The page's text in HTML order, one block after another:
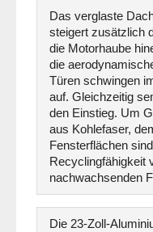
Das verglaste
steigert zusätzlich
die Motorhaube
die
Türen schwingen
auf. Gleichzeitig
den Einstieg. Um
aus Kohlefaser,
Fensterflächen
Recyclingfähigkeit
nachwachsenden
Die 23-Zoll-